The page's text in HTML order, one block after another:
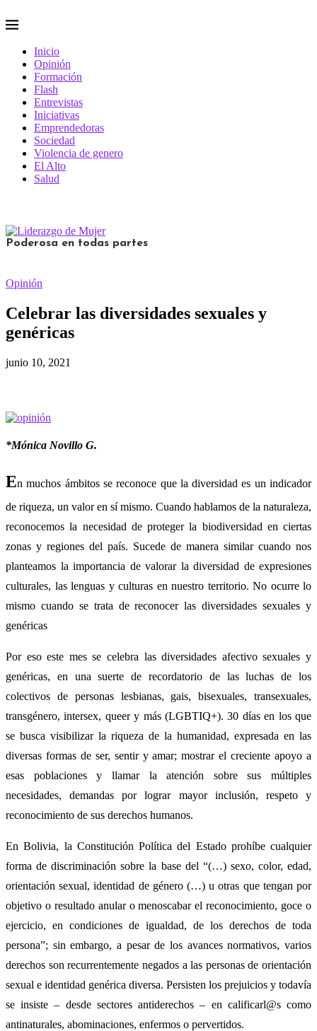
Inicio
Opinión
Formación
Flash
Entrevistas
Iniciativas
Emprendedoras
Sociedad
Violencia de genero
El Alto
Salud
Poderosa en todas partes
Opinión
Celebrar las diversidades sexuales y
genéricas
junio 10, 2021
*Mónica Novillo G.
En muchos ámbitos se reconoce que la diversidad es un indicador
de riqueza, un valor en sí mismo. Cuando hablamos de la naturaleza,
reconocemos la necesidad de proteger la biodiversidad en ciertas
zonas y regiones del país. Sucede de manera similar cuando nos
planteamos la importancia de valorar la diversidad de expresiones
culturales, las lenguas y culturas en nuestro territorio. No ocurre lo
mismo cuando se trata de reconocer las diversidades sexuales y
genéricas
Por eso este mes se celebra las diversidades afectivo sexuales y
genéricas, en una suerte de recordatorio de las luchas de los
colectivos de personas lesbianas, gais, bisexuales, transexuales,
transgénero, intersex, queer y más (LGBTIQ+). 30 días en los que
se busca visibilizar la riqueza de la humanidad, expresada en las
diversas formas de ser, sentir y amar; mostrar el creciente apoyo a
esas poblaciones y llamar la atención sobre sus múltiples
necesidades, demandas por lograr mayor inclusión, respeto y
reconocimiento de sus derechos humanos.
En Bolivia, la Constitución Política del Estado prohíbe cualquier
forma de discriminación sobre la base del “(…) sexo, color, edad,
orientación sexual, identidad de género (…) u otras que tengan por
objetivo o resultado anular o menoscabar el reconocimiento, goce o
ejercicio, en condiciones de igualdad, de los derechos de toda
persona”; sin embargo, a pesar de los avances normativos, varios
derechos son recurrentemente negados a las personas de orientación
sexual e identidad genérica diversa. Persisten los prejuicios y todavía
se insiste – desde sectores antiderechos – en calificarl@s como
antinaturales, abominaciones, enfermos o pervertidos.